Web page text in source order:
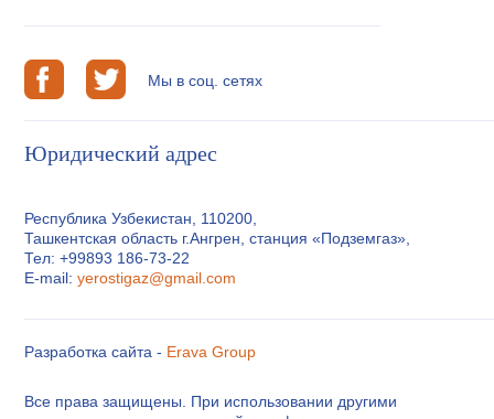
Мы в соц. сетях
Юридический адрес
Республика Узбекистан, 110200,
Ташкентская область г.Ангрен, станция «Подземгаз»,
Тел: +99893 186-73-22
E-mail:yerostigaz@gmail.com
Разработка сайта - Erava Group
Все права защищены. При использовании другими